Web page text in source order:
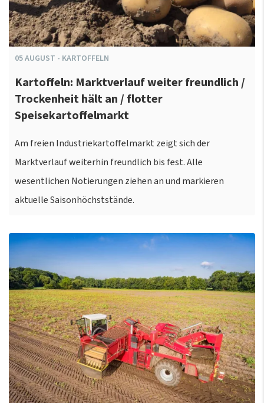
05AUGUST - KARTOFFELN
Kartoffeln: Marktverlauf weiter freundlich /
Trockenheit hält an / flotter
Speisekartoffelmarkt
Am freien Industriekartoffelmarkt zeigt sich der
Marktverlauf weiterhin freundlich bis fest. Alle
wesentlichen Notierungen ziehen an und markieren
aktuelle Saisonhöchststände.